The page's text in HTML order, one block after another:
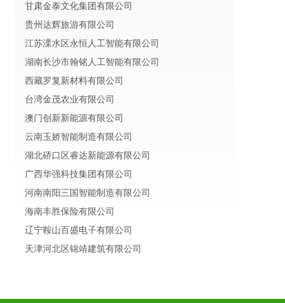
甘肃金泰文化集团有限公司
贵州达辉旅游有限公司
江苏溧水区永恒人工智能有限公司
湖南长沙市翰铭人工智能有限公司
西藏罗复新材料有限公司
台湾金茂农业有限公司
澳门创新新能源有限公司
云南玉娇智能制造有限公司
湖北硚口区睿达新能源有限公司
广西华强科技集团有限公司
河南南阳三国智能制造有限公司
海南丰胜保险有限公司
辽宁鞍山百盛电子有限公司
天津河北区锦靖建筑有限公司